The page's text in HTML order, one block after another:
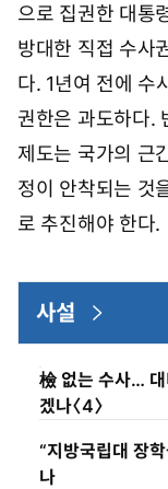
으로 집권한 대통
방대한 직접 수사
다. 1년여 전에 수
권한은 과도하다.
제도는 국가의 근
정이 안착되는 것
로 추진해야 한다.
사설
檢 없는 수사… 대
겠나〈4〉
“지방국립대 장
나